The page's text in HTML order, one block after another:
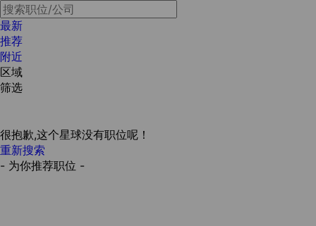
最新
推荐
附近
区域
筛选
很抱歉,这个星球没有职位呢！
重新搜索
- 为你推荐职位 -